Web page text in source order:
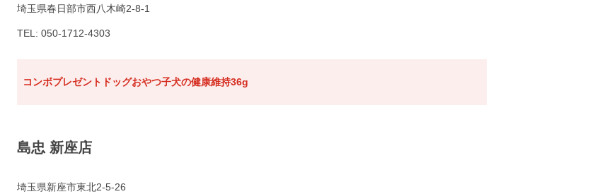
埼玉県春日部市西八木崎2-8-1
TEL: 050-1712-4303
コンボプレゼントドッグおやつ子犬の健康維持36g
島忠 新座店
埼玉県新座市東北2-5-26